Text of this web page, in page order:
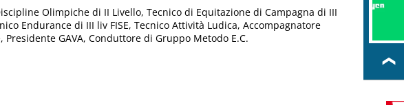
Olimpiche di II Livello, Tecnico di Equitazione di Campagna di III
Endurance di III liv FISE, Tecnico Attività Ludica, Accompagnatore
GAVA, Conduttore di Gruppo Metodo E.C.
❮